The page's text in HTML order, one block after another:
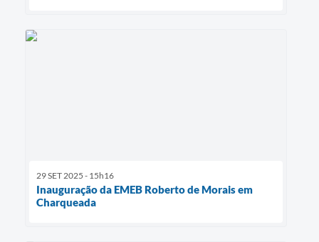
29 SET 2025 - 15h16
Inauguração da EMEB Roberto de Morais em
Charqueada